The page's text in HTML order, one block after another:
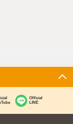
Official
LINE